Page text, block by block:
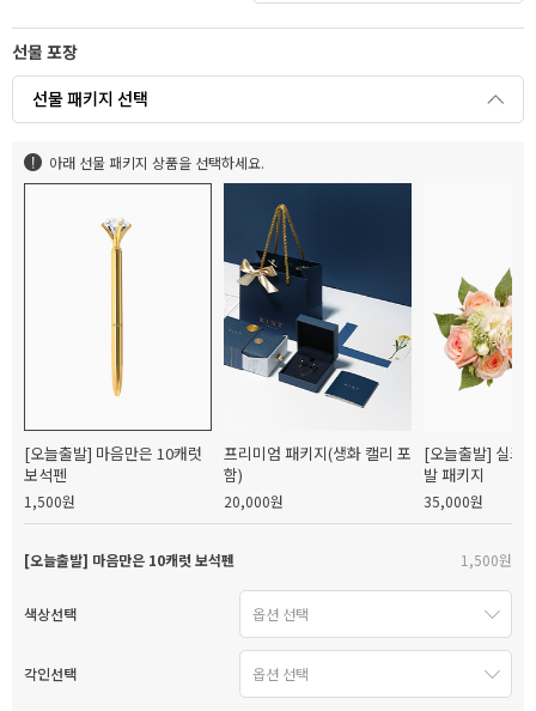
선물 포장
선물 패키지 선택
아래 선물 패키지 상품을 선택하세요.
[오늘출발] 마음만은 10캐럿
보석펜
1,500원
프리미엄 패키지(생화 캘리 포
함)
20,000원
[오늘출발] 실크
발 패키지
35,000원
[오늘출발] 마음만은 10캐럿 보석펜 1,500원
색상선택
각인선택